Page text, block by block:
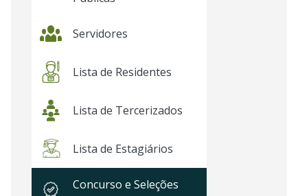
Servidores
Lista de Residentes
Lista de Tercerizados
Lista de Estagiários
Concurso e Seleções